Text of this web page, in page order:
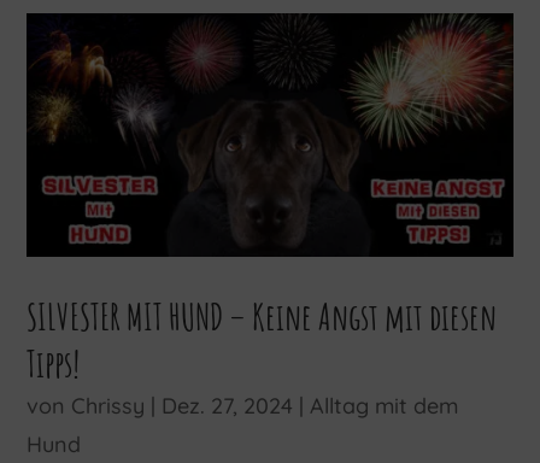
SILVESTER MIT HUND – Keine Angst mit diesen
Tipps!
von Chrissy | Dez. 27, 2024 | Alltag mit dem
Hund